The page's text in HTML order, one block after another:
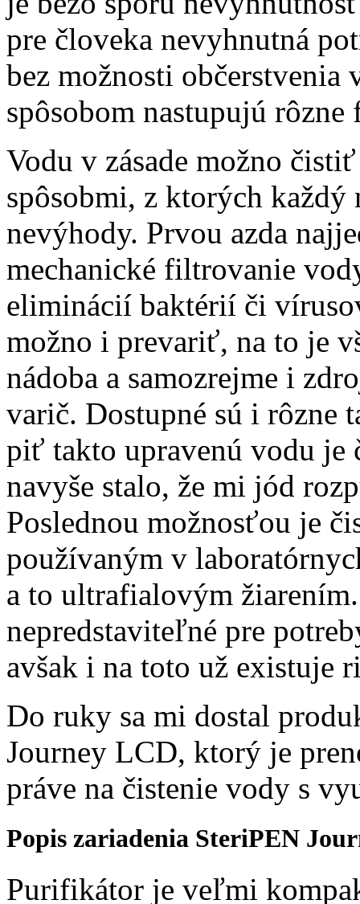
pre človeka nevyhnutná
bez možnosti
spôsobom nastupujú
Vodu v zásade možno
spôsobmi, z ktorých každý
nevýhody. Prvou azda
mechanické filtrovanie
eliminácií baktérií či
možno i prevariť, na to je
nádoba a samozrejme i
varič. Dostupné sú i rôzne
piť takto upravenú vodu je
navyše stalo, že mi jód
Poslednou možnosťou je
používaným v
a to ultrafialovým
nepredstaviteľné pre
avšak i na toto už existuje
Do ruky sa mi dostal
Journey LCD, ktorý je
práve na čistenie vody s
Popis zariadenia SteriPEN
Purifikátor je veľmi